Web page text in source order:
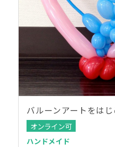
バルーンアートをは
オンライン可
ハンドメイド